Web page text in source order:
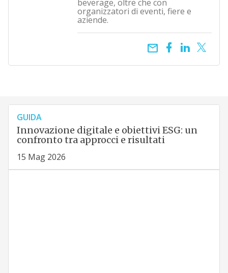
beverage, oltre che con
organizzatori di eventi, fiere e
aziende.
email
GUIDA
Innovazione digitale e obiettivi ESG: un
confronto tra approcci e risultati
15 Mag 2026